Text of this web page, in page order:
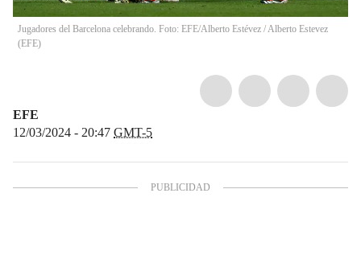
Jugadores del Barcelona celebrando. Foto: EFE/Alberto Estévez /Alberto Estevez
(EFE)
EFE
12/03/2024 - 20:47 GMT-5